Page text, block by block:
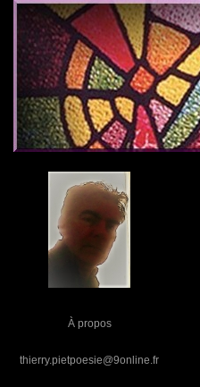
À propos
thierry.pietpoesie@9online.fr